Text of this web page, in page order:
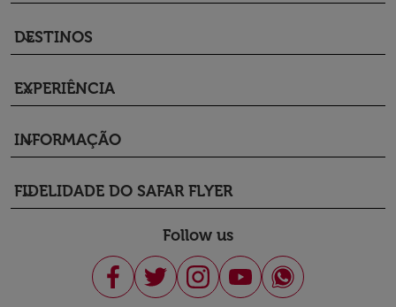
DESTINOS
keyboard_arrow_down
EXPERIÊNCIA
keyboard_arrow_down
INFORMAÇÃO
keyboard_arrow_down
FIDELIDADE DO SAFAR FLYER
keyboard_arrow_down
Follow us